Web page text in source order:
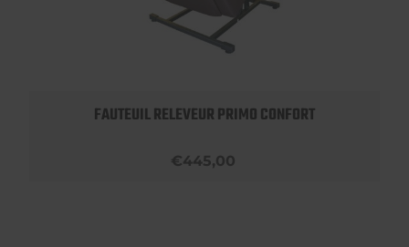
FAUTEUIL RELEVEUR PRIMO CONFORT
€445,00